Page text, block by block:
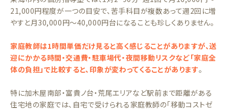
21,000円程度が一つの目安で、苦手科目が複数あって週2回に増
やすと月30,000円〜40,000円台になることも珍しくありません。
家庭教師は1時間単価だけ見ると高く感じることがありますが、送
迎にかかる時間・交通費・駐車場代・夜間移動リスクなど「家庭全
体の負担」で比較すると、印象が変わってくることがあります。
特に加木屋南部・富貴ノ台・荒尾エリアなど駅前まで距離がある
住宅地の家庭では、自宅で受けられる家庭教師の「移動コストゼ